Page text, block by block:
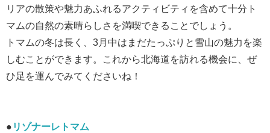
リアの散策や魅力あふれるアクティビティを含めて十分ト
マムの自然の素晴らしさを満喫できることでしょう。
トマムの冬は長く、3月中はまだたっぷりと雪山の魅力を楽
しむことができます。これから北海道を訪れる機会に、ぜ
ひ足を運んでみてくださいね！
● リゾナーレトマム